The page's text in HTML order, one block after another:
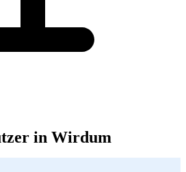
in Wirdum